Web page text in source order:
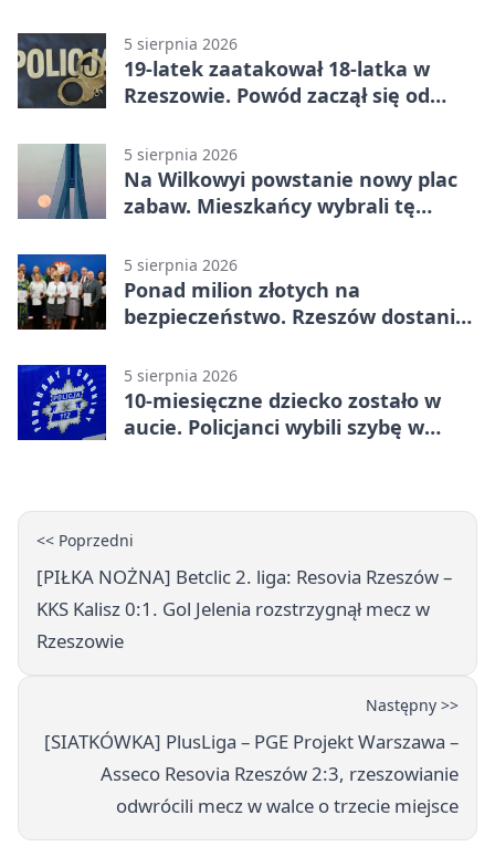
5 sierpnia 2026
19-latek zaatakował 18-latka w
Rzeszowie. Powód zaczął się od
5 sierpnia 2026
Na Wilkowyi powstanie nowy plac
zabaw. Mieszkańcy wybrali tę
5 sierpnia 2026
Ponad milion złotych na
bezpieczeństwo. Rzeszów dostanie
5 sierpnia 2026
10-miesięczne dziecko zostało w
aucie. Policjanci wybili szybę w
<< Poprzedni
[PIŁKA NOŻNA] Betclic 2. liga: Resovia Rzeszów –
KKS Kalisz 0:1. Gol Jelenia rozstrzygnął mecz w
Rzeszowie
Następny >>
[SIATKÓWKA] PlusLiga – PGE Projekt Warszawa –
Asseco Resovia Rzeszów 2:3, rzeszowianie
odwrócili mecz w walce o trzecie miejsce